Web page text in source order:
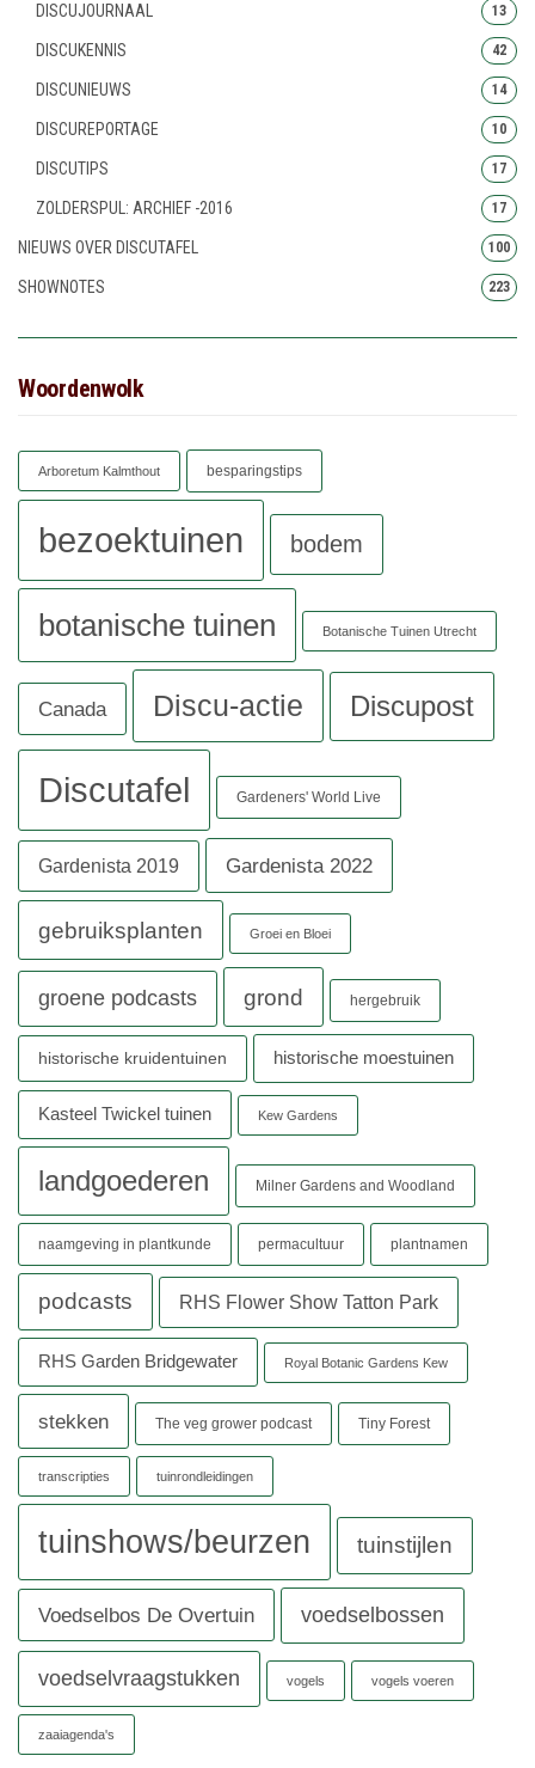
DISCUJOURNAAL 13
DISCUKENNIS 42
DISCUNIEUWS 14
DISCUREPORTAGE 10
DISCUTIPS 17
ZOLDERSPUL: ARCHIEF -2016 17
NIEUWS OVER DISCUTAFEL 100
SHOWNOTES 223
Woordenwolk
Arboretum Kalmthout besparingstips
bezoektuinen bodem
botanische tuinen Botanische Tuinen Utrecht
Canada Discu-actie Discupost
Discutafel Gardeners' World Live
Gardenista 2019 Gardenista 2022
gebruiksplanten Groei en Bloei
groene podcasts grond hergebruik
historische kruidentuinen historische moestuinen
Kasteel Twickel tuinen Kew Gardens
landgoederen Milner Gardens and Woodland
naamgeving in plantkunde permacultuur plantnamen
podcasts RHS Flower Show Tatton Park
RHS Garden Bridgewater Royal Botanic Gardens Kew
stekken The veg grower podcast Tiny Forest
transcripties tuinrondleidingen
tuinshows/beurzen tuinstijlen
Voedselbos De Overtuin voedselbossen
voedselvraagstukken vogels vogels voeren
zaaiagenda's